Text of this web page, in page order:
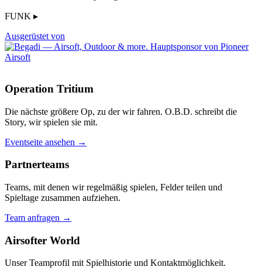
FUNK ▸
Ausgerüstet von
Operation Tritium
Die nächste größere Op, zu der wir fahren. O.B.D. schreibt die
Story, wir spielen sie mit.
Eventseite ansehen →
Partnerteams
Teams, mit denen wir regelmäßig spielen, Felder teilen und
Spieltage zusammen aufziehen.
Team anfragen →
Airsofter World
Unser Teamprofil mit Spielhistorie und Kontaktmöglichkeit.